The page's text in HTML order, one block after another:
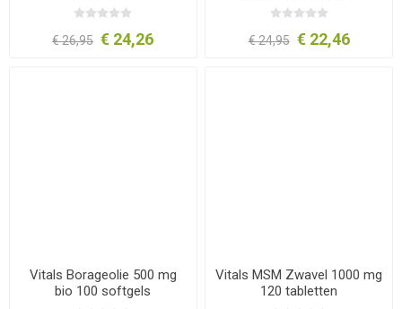
€ 26,95 € 24,26 € 24,95 € 22,46
Vitals Borageolie 500 mg
bio 100 softgels
Vitals MSM Zwavel 1000 mg
120 tabletten